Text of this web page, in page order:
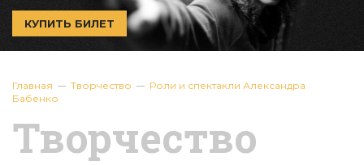
КУПИТЬ БИЛЕТ
Главная Творчество
Роли и спектакли Александра
Бабенко
Творчество